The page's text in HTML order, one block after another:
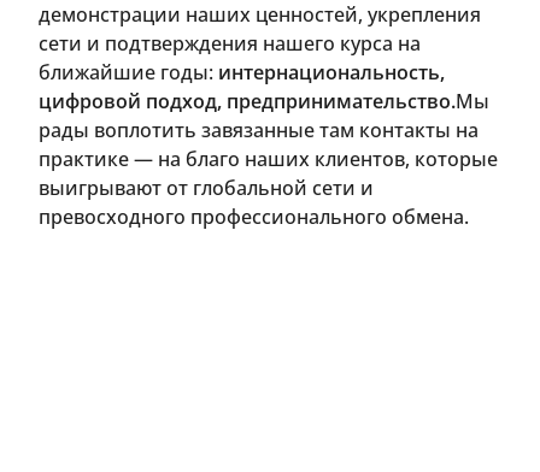
демонстрации наших ценностей, укрепления
сети и подтверждения нашего курса на
ближайшие годы: интернациональность,
цифровой подход, предпринимательство.Мы
рады воплотить завязанные там контакты на
практике — на благо наших клиентов, которые
выигрывают от глобальной сети и
превосходного профессионального обмена.